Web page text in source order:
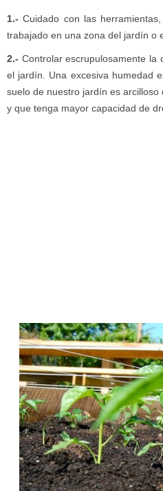
1.- Cuidado con las
trabajado en una zona del jardín o
2.- Controlar escrupulosamente la
el jardín. Una excesiva humedad
suelo de nuestro jardín es
y que tenga mayor capacidad de